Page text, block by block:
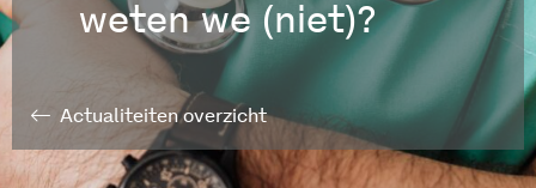
weten we (niet)?
Actualiteiten overzicht